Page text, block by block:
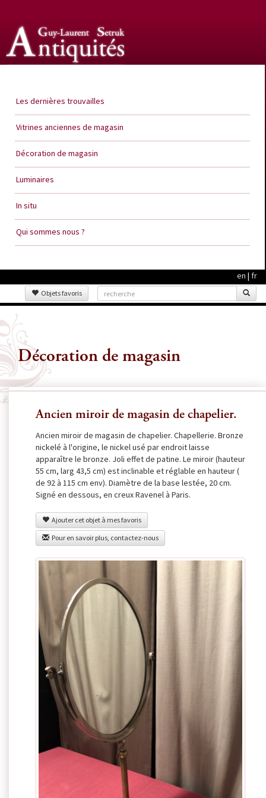
Les dernières trouvailles
Vitrines anciennes de magasin
Décoration de magasin
Luminaires
In situ
Qui sommes nous ?
en | fr
Objets favoris
Décoration de magasin
Ancien miroir de magasin de chapelier.
Ancien miroir de magasin de chapelier. Chapellerie. Bronze
nickelé à l'origine, le nickel usé par endroit laisse
apparaître le bronze. Joli effet de patine. Le miroir (hauteur
55 cm, larg 43,5 cm) est inclinable et réglable en hauteur (
de 92 à 115 cm env). Diamètre de la base lestée, 20 cm.
Signé en dessous, en creux Ravenel à Paris.
Ajouter cet objet à mes favoris
Pour en savoir plus, contactez-nous